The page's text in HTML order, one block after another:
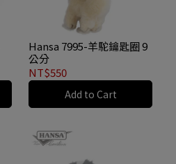
Hansa 7995-羊駝鑰匙圈 9
公分
NT$550
Add to Cart